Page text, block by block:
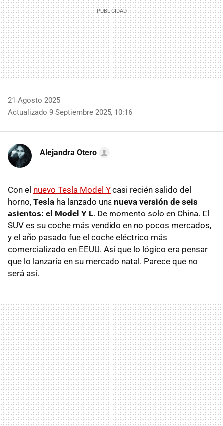
21 Agosto 2025
Actualizado 9 Septiembre 2025, 10:16
Alejandra Otero
Con el nuevo Tesla Model Y casi recién salido del
horno, Tesla ha lanzado una nueva versión de seis
asientos: el Model Y L. De momento solo en China. El
SUV es su coche más vendido en no pocos mercados,
y el año pasado fue el coche eléctrico más
comercializado en EEUU. Así que lo lógico era pensar
que lo lanzaría en su mercado natal. Parece que no
será así.